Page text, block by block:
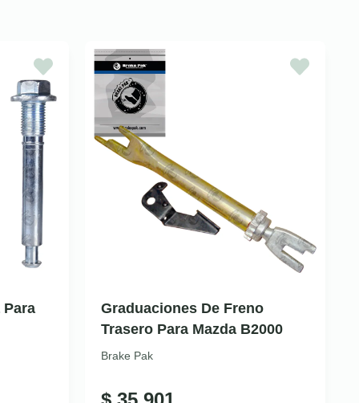
Graduaciones De Freno
Trasero Para Mazda B2000
Brake Pak